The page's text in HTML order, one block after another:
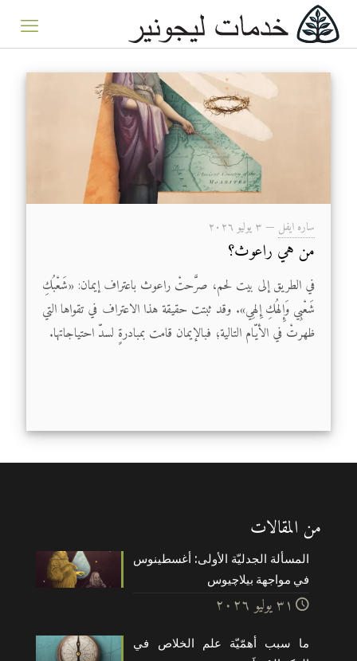
ساره ايفل — ۳ يوليو ۲۰۲٦
من هي راعوث؟
في الطريق إلى بيت لحم، صرَّحتْ راعوث باعتراف إيمان: «شَعْبُكِ
شَعْبِي وَإِلهُكِ إِلهِي». وقد ثبتت حقيقة هذا الاعتراف في تقواها التي
ظهرتْ في الأيّام التالية؛ فبالإيمان قامت بمبادرةٍ لسدّ احتياجاتها.
من المقالات
المسألة الجدليّة الأولى: أغسطينوس
في مواجهة بيلاچيوس
۳۱ يوليو ۲۰۲٦
ما سبب أهمّيّة علم الخلاص في